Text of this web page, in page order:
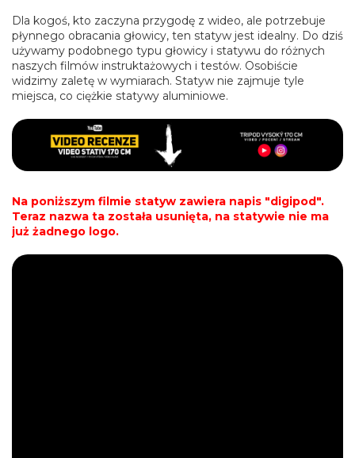
Dla kogoś, kto zaczyna przygodę z wideo, ale potrzebuje
płynnego obracania głowicy, ten statyw jest idealny. Do dziś
używamy podobnego typu głowicy i statywu do różnych
naszych filmów instruktażowych i testów. Osobiście
widzimy zaletę w wymiarach. Statyw nie zajmuje tyle
miejsca, co ciężkie statywy aluminiowe.
Na poniższym filmie statyw zawiera napis "digipod".
Teraz nazwa ta została usunięta, na statywie nie ma
już żadnego logo.